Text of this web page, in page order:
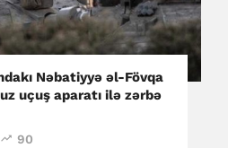
Nəbatiyyə əl-Fövqa
uçuş aparatı ilə zərbə
90